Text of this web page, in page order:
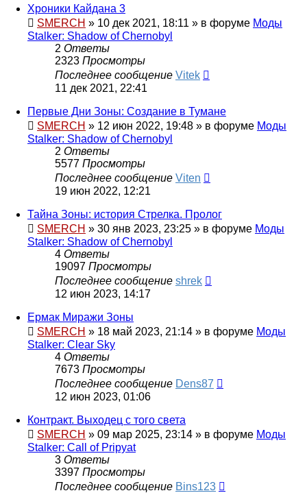
Хроники Кайдана 3
SMERCH » 10 дек 2021, 18:11 » в форуме Моды
Stalker: Shadow of Chernobyl
2 Ответы
2323 Просмотры
Последнее сообщение Vitek
11 дек 2021, 22:41
Первые Дни Зоны: Создание в Тумане
SMERCH » 12 июн 2022, 19:48 » в форуме Моды
Stalker: Shadow of Chernobyl
2 Ответы
5577 Просмотры
Последнее сообщение Viten
19 июн 2022, 12:21
Тайна Зоны: история Стрелка. Пролог
SMERCH » 30 янв 2023, 23:25 » в форуме Моды
Stalker: Shadow of Chernobyl
4 Ответы
19097 Просмотры
Последнее сообщение shrek
12 июн 2023, 14:17
Ермак Миражи Зоны
SMERCH » 18 май 2023, 21:14 » в форуме Моды
Stalker: Clear Sky
4 Ответы
7673 Просмотры
Последнее сообщение Dens87
12 июн 2023, 01:06
Контракт. Выходец с того света
SMERCH » 09 мар 2025, 23:14 » в форуме Моды
Stalker: Call of Pripyat
3 Ответы
3397 Просмотры
Последнее сообщение Bins123